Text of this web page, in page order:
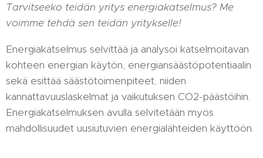
Tarvitseeko teidän yritys energiakatselmus? Me
voimme tehdä sen teidän yritykselle!
Energiakatselmus selvittää ja analysoi katselmoitavan
kohteen energian käytön, energiansäästöpotentiaalin
sekä esittää säästötoimenpiteet, niiden
kannattavuuslaskelmat ja vaikutuksen CO2-päästöihin.
Energiakatselmuksen avulla selvitetään myös
mahdollisuudet uusiutuvien energialähteiden käyttöön.